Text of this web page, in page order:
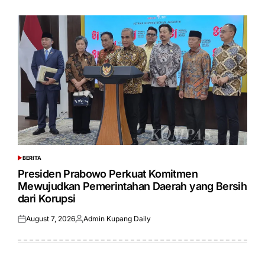
POSTED
IN
BERITA
Presiden Prabowo Perkuat Komitmen
Mewujudkan Pemerintahan Daerah yang Bersih
dari Korupsi
Posted
August 7, 2026Posted
Admin Kupang Daily